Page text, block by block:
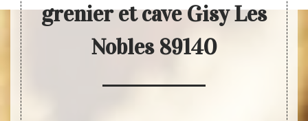
grenier et cave Gisy Les
Nobles 89140